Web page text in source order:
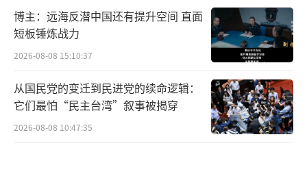
博主：远海反潜中国还有提升空间 直面
短板锤炼战力
2026-08-08 15:10:37
从国民党的变迁到民进党的续命逻辑：
它们最怕“民主台湾”叙事被揭穿
2026-08-08 10:47:35